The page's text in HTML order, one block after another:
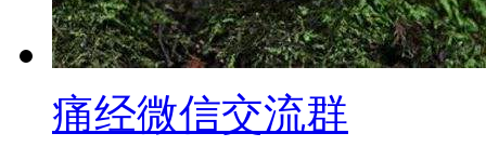
痛经微信交流群